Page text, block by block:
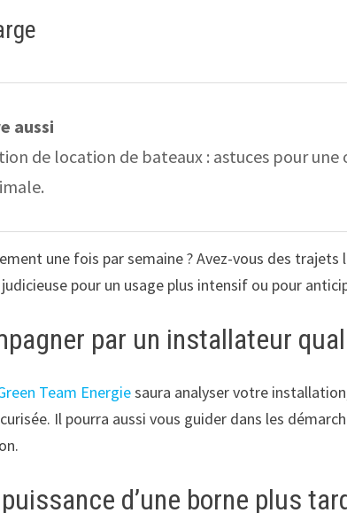
aussi
de location de bateaux : astuces pour une
une fois par semaine ? Avez-vous des
pour un usage plus intensif ou pour
par un installateur
Team Energiesaura analyser votre
Il pourra aussi vous guider dans les
d’une borne plus